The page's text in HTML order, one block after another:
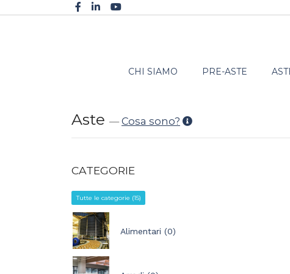
CHI SIAMO PRE-ASTE
Aste — Cosa sono?
CATEGORIE
Tutte le categorie (15)
Alimentari (0)